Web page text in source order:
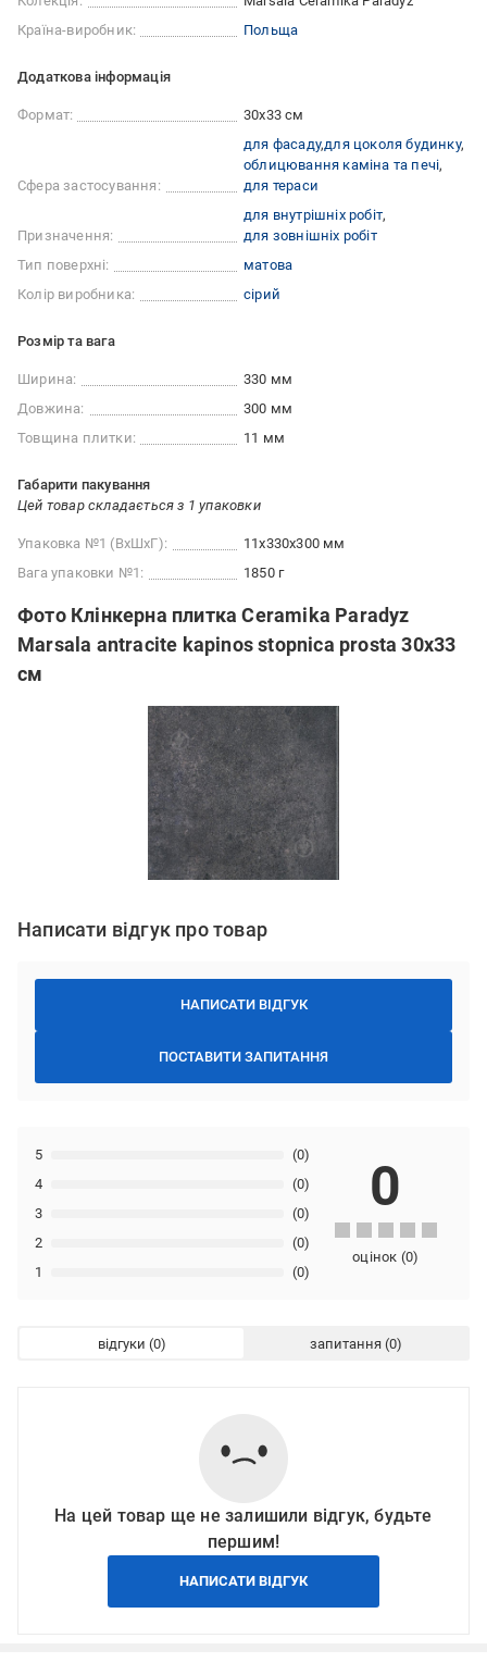
Країна-виробник:
Польща
Додаткова інформація
Формат: 30x33 см
Сфера застосування:
для фасаду для цоколя будинку
облицювання каміна та печі
для тераси
Призначення:
для внутрішніх робіт
для зовнішніх робіт
Тип поверхні:
матова
Колір виробника:
сірий
Розмір та вага
Ширина:
330 мм
Довжина:
300 мм
Товщина плитки:
11 мм
Габарити пакування
Цей товар складається з 1 упаковки
Упаковка №1 (ВхШхГ):
11x330x300 мм
Вага упаковки №1:
1850 г
Фото Клінкерна плитка Ceramika Paradyz
Marsala antracite kapinos stopnica prosta 30x33
см
Написати відгук про товар
НАПИСАТИ ВІДГУК
ПОСТАВИТИ ЗАПИТАННЯ
1 (0)
2 (0)
3 (0)
4 (0)
5 (0)
0
оцінок (0)
відгуки запитання
На цей товар ще не залишили відгук, будьте
першим!
НАПИСАТИ ВІДГУК